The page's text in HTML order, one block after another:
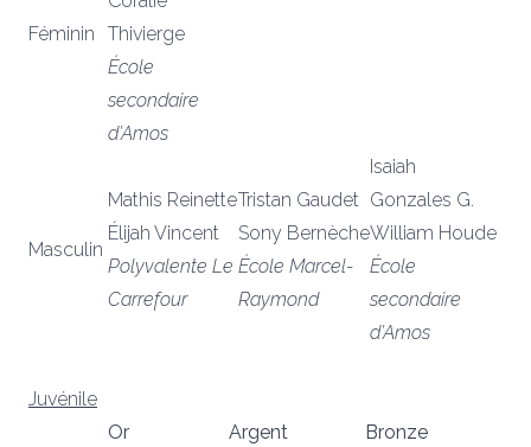
Féminin
Thivierge
École
secondaire
d’Amos
Masculin
Mathis Reinette
Élijah Vincent
Polyvalente Le
Carrefour
Tristan Gaudet
Sony Bernèche
École Marcel-
Raymond
Isaiah
Gonzales G.
William Houde
École
secondaire
d’Amos
Juvénile
Or
Argent Bronze